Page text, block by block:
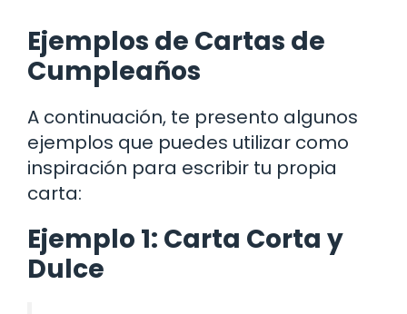
Ejemplos de Cartas de
Cumpleaños
A continuación, te presento algunos
ejemplos que puedes utilizar como
inspiración para escribir tu propia
carta:
Ejemplo 1: Carta Corta y
Dulce